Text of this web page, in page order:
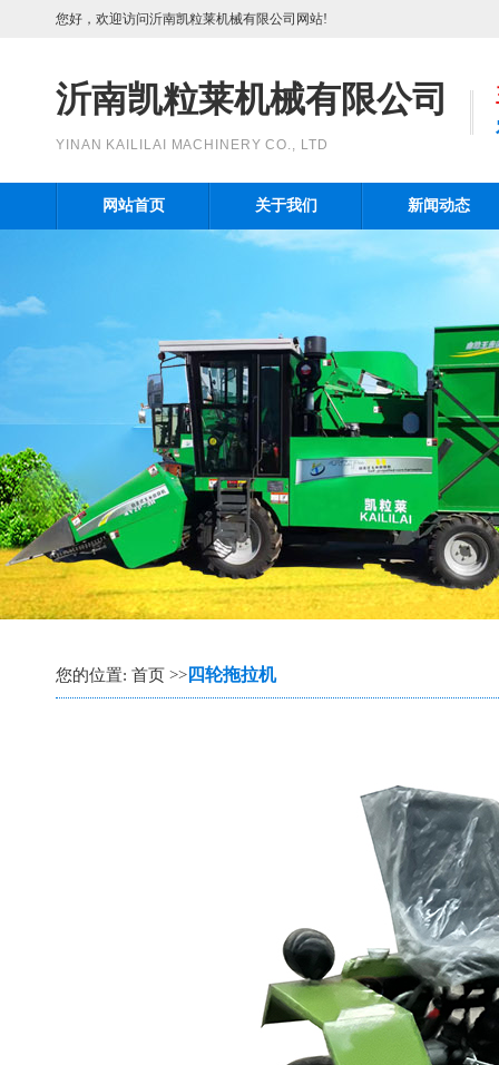
您好，欢迎访问沂南凯粒莱机械有限公司网站!
沂南凯粒莱机械有限公司
YINAN KAILILAI MACHINERY CO., LTD
网站首页 关于我们 新闻动态
您的位置: 首页 >>四轮拖拉机